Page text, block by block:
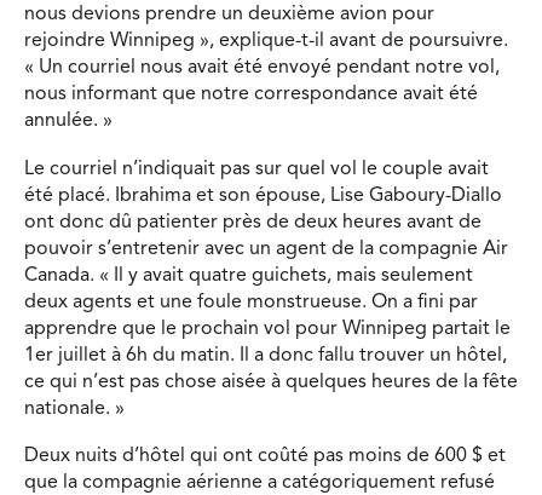
nous devions prendre un deuxième avion pour
rejoindre Winnipeg », explique-t-il avant de poursuivre.
« Un courriel nous avait été envoyé pendant notre vol,
nous informant que notre correspondance avait été
annulée. »
Le courriel n’indiquait pas sur quel vol le couple avait
été placé. Ibrahima et son épouse, Lise Gaboury-Diallo
ont donc dû patienter près de deux heures avant de
pouvoir s’entretenir avec un agent de la compagnie Air
Canada. « Il y avait quatre guichets, mais seulement
deux agents et une foule monstrueuse. On a fini par
apprendre que le prochain vol pour Winnipeg partait le
1er juillet à 6h du matin. Il a donc fallu trouver un hôtel,
ce qui n’est pas chose aisée à quelques heures de la fête
nationale. »
Deux nuits d’hôtel qui ont coûté pas moins de 600 $ et
que la compagnie aérienne a catégoriquement refusé